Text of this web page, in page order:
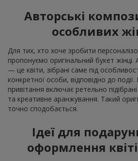
Авторські
особливих
Для тих, хто хоче зробити
пропонуємо оригінальний букет жінці.
— це квіти, зібрані саме під
конкретної особи, відповідно до
привітання включає ретельно
та креативне аранжування. Такий
точно сподобається.
Ідеї для
оформлення